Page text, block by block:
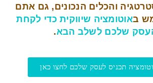
והכלים הנכונים, גם אתם
באוטומציה שיווקית כדי לקחת
שלכם לשלב הבא.
תכניס לעסק שלכם לחצו כאן